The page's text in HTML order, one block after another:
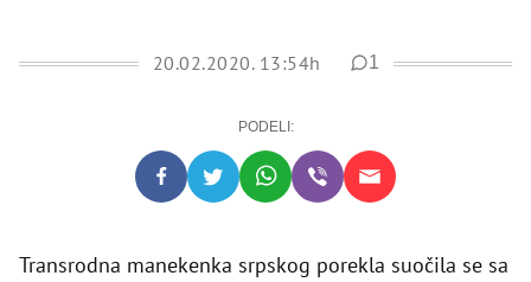
20.02.2020. 13:54h 1
PODELI:
Transrodna manekenka srpskog porekla suočila se sa